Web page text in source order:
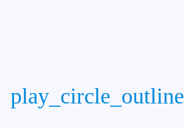
play_circle_outline